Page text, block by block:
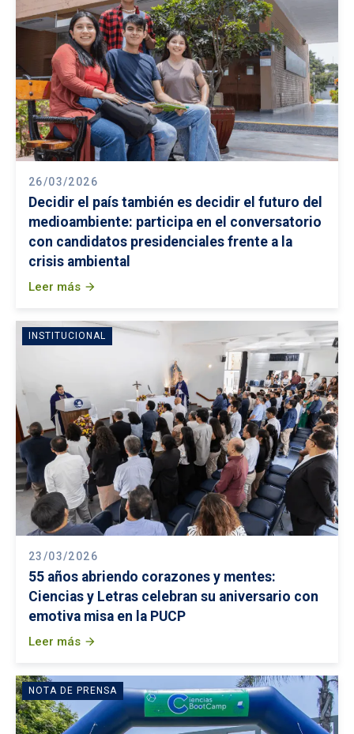
26/03/2026
Decidir el país también es decidir el futuro del
medioambiente: participa en el conversatorio
con candidatos presidenciales frente a la
crisis ambiental
Leer más arrow_forward
INSTITUCIONAL
23/03/2026
55 años abriendo corazones y mentes:
Ciencias y Letras celebran su aniversario con
emotiva misa en la PUCP
Leer más arrow_forward
NOTA DE PRENSA